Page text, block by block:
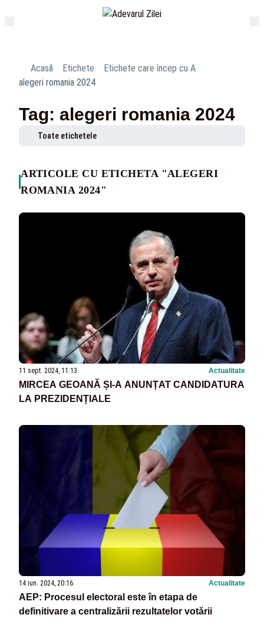
Acasă Etichete
Etichete care încep cu A
alegeri romania 2024
Tag: alegeri romania 2024
Toate etichetele
ARTICOLE CU ETICHETA "ALEGERI
ROMANIA 2024"
11 sept. 2024, 11:13 Actualitate
MIRCEA GEOANĂ ȘI-A ANUNȚAT CANDIDATURA
LA PREZIDENȚIALE
14 iun. 2024, 20:16 Actualitate
AEP: Procesul electoral este în etapa de
definitivare a centralizării rezultatelor votării